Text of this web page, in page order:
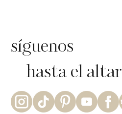
síguenos
hasta el altar